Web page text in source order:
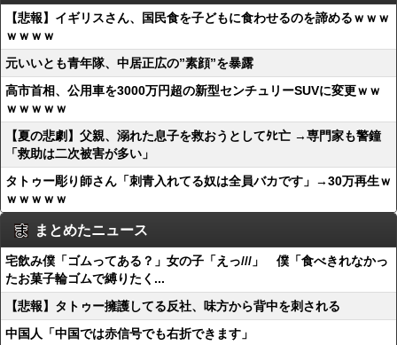
【悲報】イギリスさん、国民食を子どもに食わせるのを諦めるｗｗｗ
ｗｗｗｗ
元いいとも青年隊、中居正広の”素顔”を暴露
高市首相、公用車を3000万円超の新型センチュリーSUVに変更ｗｗ
ｗｗｗｗｗ
【夏の悲劇】父親、溺れた息子を救おうとしてﾀﾋ亡 →専門家も警鐘
「救助は二次被害が多い」
タトゥー彫り師さん「刺青入れてる奴は全員バカです」→30万再生ｗ
ｗｗｗｗｗ
まとめたニュース
宅飲み僕「ゴムってある？」女の子「えっ///」 僕「食べきれなかっ
たお菓子輪ゴムで縛りたく...
【悲報】タトゥー擁護してる反社、味方から背中を刺される
中国人「中国では赤信号でも右折できます」